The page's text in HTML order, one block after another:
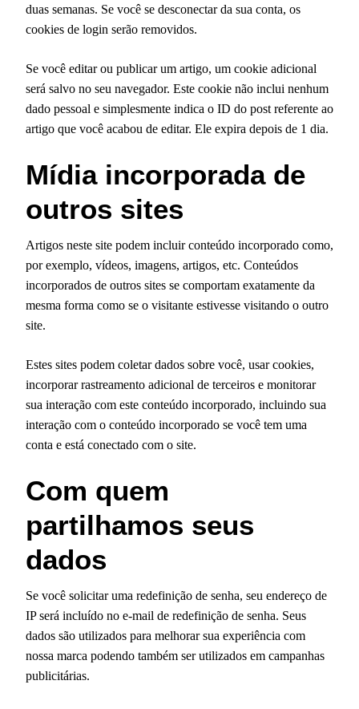
duas semanas. Se você se desconectar da sua conta, os
cookies de login serão removidos.
Se você editar ou publicar um artigo, um cookie adicional
será salvo no seu navegador. Este cookie não inclui nenhum
dado pessoal e simplesmente indica o ID do post referente ao
artigo que você acabou de editar. Ele expira depois de 1 dia.
Mídia incorporada de
outros sites
Artigos neste site podem incluir conteúdo incorporado como,
por exemplo, vídeos, imagens, artigos, etc. Conteúdos
incorporados de outros sites se comportam exatamente da
mesma forma como se o visitante estivesse visitando o outro
site.
Estes sites podem coletar dados sobre você, usar cookies,
incorporar rastreamento adicional de terceiros e monitorar
sua interação com este conteúdo incorporado, incluindo sua
interação com o conteúdo incorporado se você tem uma
conta e está conectado com o site.
Com quem
partilhamos seus
dados
Se você solicitar uma redefinição de senha, seu endereço de
IP será incluído no e-mail de redefinição de senha. Seus
dados são utilizados para melhorar sua experiência com
nossa marca podendo também ser utilizados em campanhas
publicitárias.